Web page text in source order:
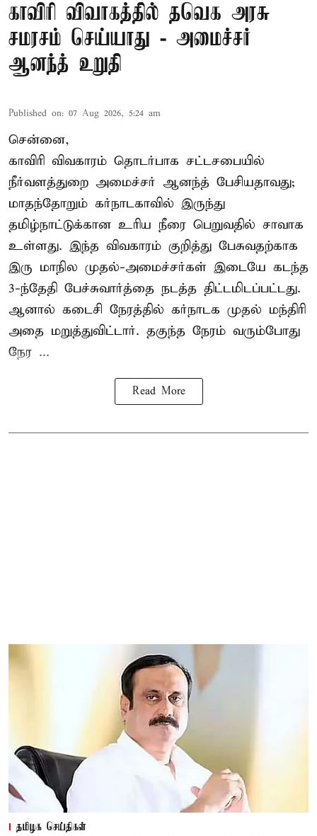
காவிரி விவாகத்தில் தவெக அரசு
சமரசம் செய்யாது - அமைச்சர்
ஆனந்த் உறுதி
Published on: 07 Aug 2026, 5:24 am
சென்னை,
காவிரி விவகாரம் தொடர்பாக சட்டசபையில்
நீர்வளத்துறை அமைச்சர் ஆனந்த் பேசியதாவது;
மாதந்தோறும் கர்நாடகாவில் இருந்து
தமிழ்நாட்டுக்கான உரிய நீரை பெறுவதில் சாவாக
உள்ளது. இந்த விவகாரம் குறித்து பேசுவதற்காக
இரு மாநில முதல்-அமைச்சர்கள் இடையே கடந்த
3-ந்தேதி பேச்சுவார்த்தை நடத்த திட்டமிடப்பட்டது.
ஆனால் கடைசி நேரத்தில் கர்நாடக முதல் மந்திரி
அதை மறுத்துவிட்டார். தகுந்த நேரம் வரும்போது
நேர ...
Read More
தமிழக செய்திகள்